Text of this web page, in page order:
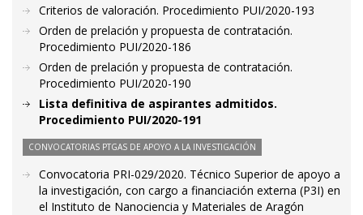
Criterios de valoración. Procedimiento PUI/2020-193
Orden de prelación y propuesta de contratación.
Procedimiento PUI/2020-186
Orden de prelación y propuesta de contratación.
Procedimiento PUI/2020-190
Lista definitiva de aspirantes admitidos.
Procedimiento PUI/2020-191
CONVOCATORIAS PTGAS DE APOYO A LA INVESTIGACIÓN
Convocatoria PRI-029/2020. Técnico Superior de apoyo a
la investigación, con cargo a financiación externa (P3I) en
el Instituto de Nanociencia y Materiales de Aragón